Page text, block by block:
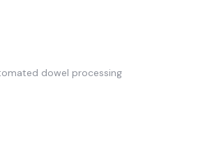
dowel processing